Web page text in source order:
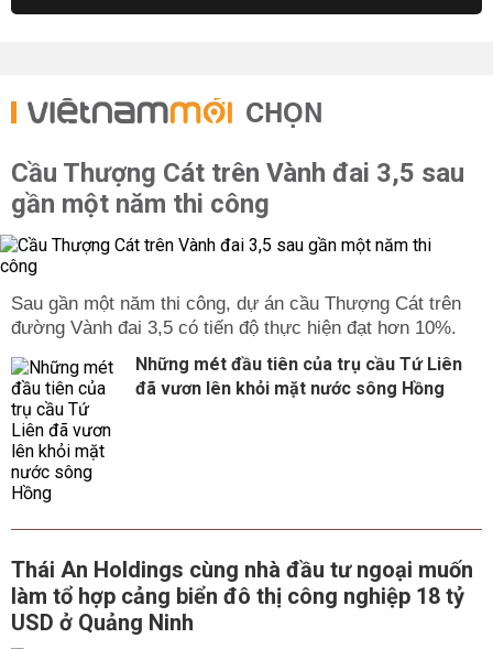
CHỌN
Cầu Thượng Cát trên Vành đai 3,5 sau
gần một năm thi công
Sau gần một năm thi công, dự án cầu Thượng Cát trên
đường Vành đai 3,5 có tiến độ thực hiện đạt hơn 10%.
Những mét đầu tiên của trụ cầu Tứ Liên
đã vươn lên khỏi mặt nước sông Hồng
Thái An Holdings cùng nhà đầu tư ngoại muốn
làm tổ hợp cảng biển đô thị công nghiệp 18 tỷ
USD ở Quảng Ninh